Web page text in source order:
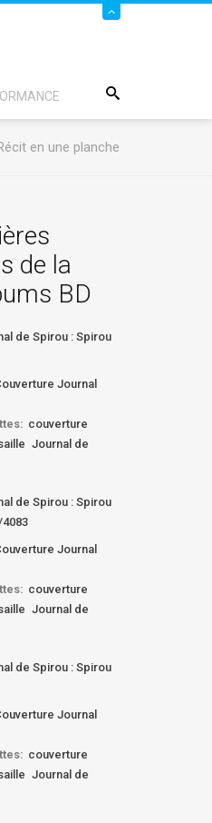
en une planche
de la
BD
de Spirou : Spirou
Journal
couverture
Journal de
de Spirou : Spirou
Journal
couverture
Journal de
de Spirou : Spirou
Journal
couverture
Journal de